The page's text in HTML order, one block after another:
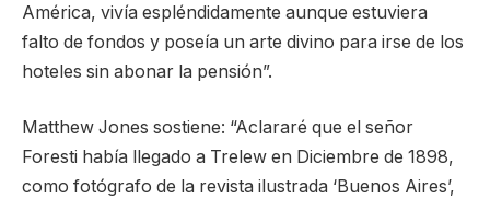
América, vivía espléndidamente aunque estuviera
falto de fondos y poseía un arte divino para irse de los
hoteles sin abonar la pensión”.
Matthew Jones sostiene: “Aclararé que el señor
Foresti había llegado a Trelew en Diciembre de 1898,
como fotógrafo de la revista ilustrada ‘Buenos Aires’,